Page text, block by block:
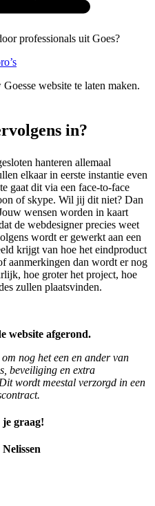
professionals uit Goes?
website te laten maken.
in?
hanteren allemaal
elkaar in eerste instantie even
gaat dit via een face-to-face
of skype. Wil jij dit niet? Dan
wensen worden in kaart
de webdesigner precies weet
wordt er gewerkt aan een
krijgt van hoe het eindproduct
aanmerkingen dan wordt er nog
hoe groter het project, hoe
zullen plaatsvinden.
website afgerond.
nog het een en ander van
beveiliging en extra
wordt meestal verzorgd in een
graag!